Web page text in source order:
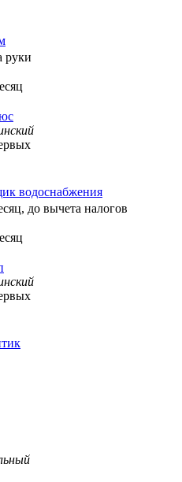
руки
водоснабжения
до вычета налогов